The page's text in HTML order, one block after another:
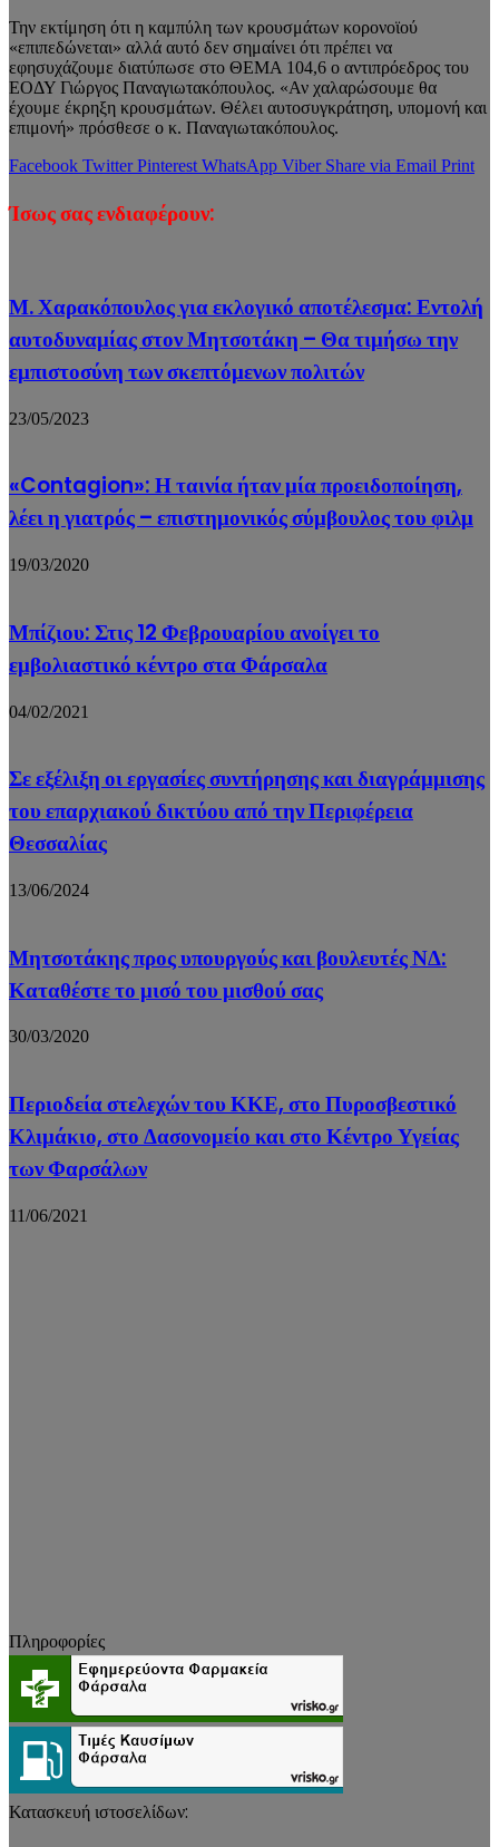
Την εκτίμηση ότι η καμπύλη των κρουσμάτων κορονοϊού
«επιπεδώνεται» αλλά αυτό δεν σημαίνει ότι πρέπει να
εφησυχάζουμε διατύπωσε στο ΘΕΜΑ 104,6 ο αντιπρόεδρος του
ΕΟΔΥ Γιώργος Παναγιωτακόπουλος. «Αν χαλαρώσουμε θα
έχουμε έκρηξη κρουσμάτων. Θέλει αυτοσυγκράτηση, υπομονή και
επιμονή» πρόσθεσε ο κ. Παναγιωτακόπουλος.
Facebook Twitter Pinterest WhatsApp Viber Share via Email Print
Ίσως σας ενδιαφέρουν:
Μ. Χαρακόπουλος για εκλογικό αποτέλεσμα: Εντολή
αυτοδυναμίας στον Μητσοτάκη – Θα τιμήσω την
εμπιστοσύνη των σκεπτόμενων πολιτών
23/05/2023
«Contagion»: Η ταινία ήταν μία προειδοποίηση,
λέει η γιατρός – επιστημονικός σύμβουλος του φιλμ
19/03/2020
Μπίζιου: Στις 12 Φεβρουαρίου ανοίγει το
εμβολιαστικό κέντρο στα Φάρσαλα
04/02/2021
Σε εξέλιξη οι εργασίες συντήρησης και διαγράμμισης
του επαρχιακού δικτύου από την Περιφέρεια
Θεσσαλίας
13/06/2024
Μητσοτάκης προς υπουργούς και βουλευτές ΝΔ:
Καταθέστε το μισό του μισθού σας
30/03/2020
Περιοδεία στελεχών του ΚΚΕ, στο Πυροσβεστικό
Κλιμάκιο, στο Δασονομείο και στο Κέντρο Υγείας
των Φαρσάλων
11/06/2021
Πληροφορίες
Κατασκευή ιστοσελίδων: